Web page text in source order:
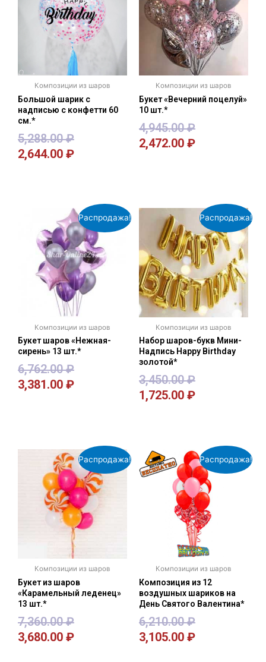
Композиции из шаров
Большой шарик с
надписью с конфетти 60
см.*
5,288.00₽
2,644.00 ₽
Композиции из шаров
Букет «Вечерний поцелуй»
10 шт.*
4,945.00₽
2,472.00 ₽
Распродажа!
Композиции из шаров
Букет шаров «Нежная-
сирень» 13 шт.*
6,762.00₽
3,381.00 ₽
Распродажа!
Композиции из шаров
Набор шаров-букв Мини-
Надпись Happy Birthday
золотой*
3,450.00₽
1,725.00 ₽
Распродажа!
Композиции из шаров
Букет из шаров
«Карамельный леденец»
13 шт.*
7,360.00₽
3,680.00 ₽
Распродажа!
Композиции из шаров
Композиция из 12
воздушных шариков на
День Святого Валентина*
6,210.00₽
3,105.00 ₽